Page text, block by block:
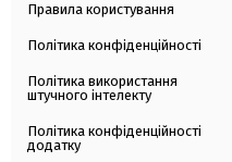
Правила користування
Політика конфіденційності
Політика використання
штучного інтелекту
Політика конфіденційності
додатку